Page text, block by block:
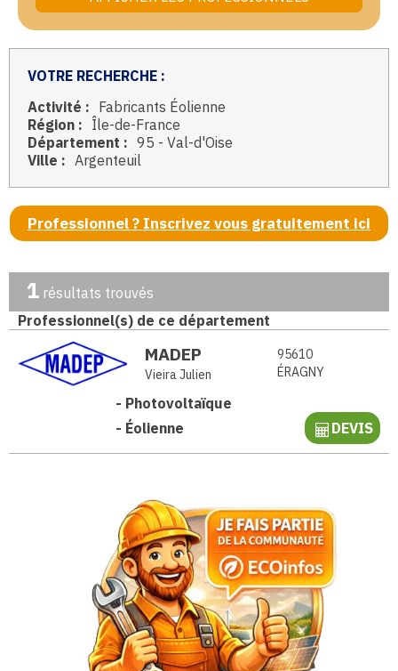
VOTRE RECHERCHE :
Activité : Fabricants Éolienne
Région : Île-de-France
Département : 95 - Val-d'Oise
Ville : Argenteuil
Professionnel ? Inscrivez vous gratuitement ici
1 résultats trouvés
Professionnel(s) de ce département
MADEP
Vieira Julien
95610
ÉRAGNY
- Photovoltaïque
- Éolienne DEVIS